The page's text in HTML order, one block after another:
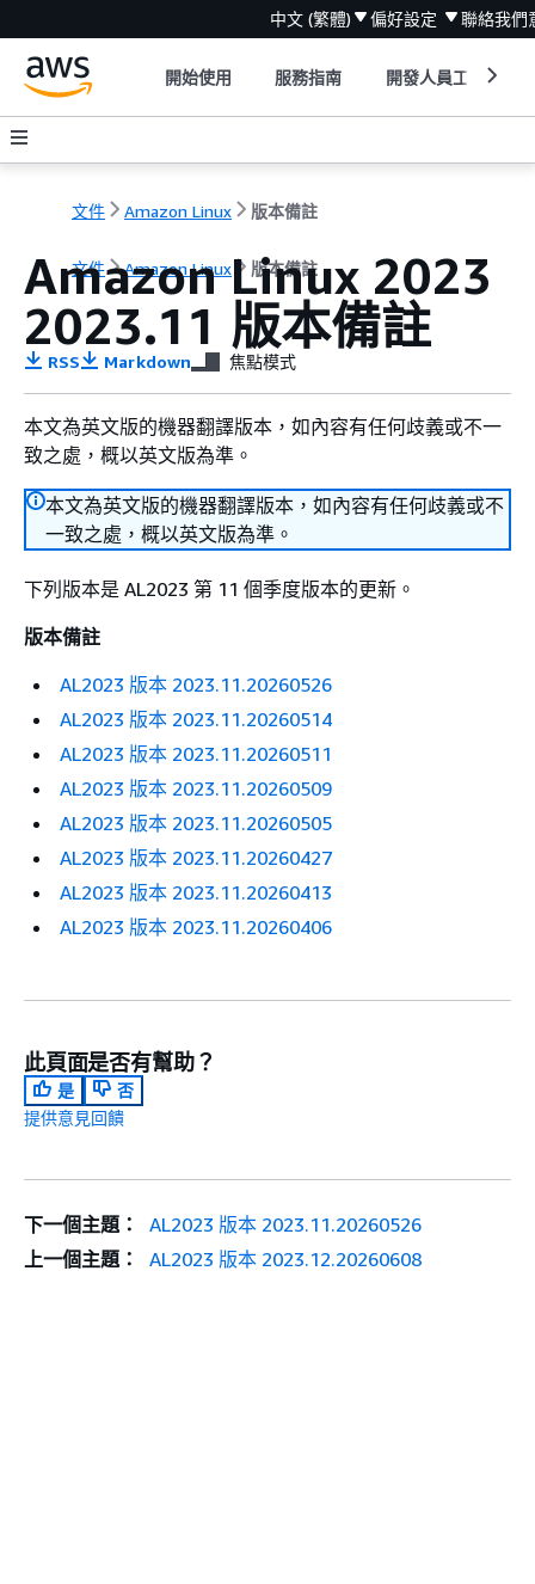
中文 (繁體) 偏好設定 聯絡我們
開始使用 服務指南 開發人員工具
文件 Amazon Linux 版本備註
文件 Amazon Linux 版本備註
Amazon Linux 2023
2023.11 版本備註
RSS Markdown 焦點模式
本文為英文版的機器翻譯版本，如內容有任何歧義或不一
致之處，概以英文版為準。
本文為英文版的機器翻譯版本，如內容有任何歧義或不
一致之處，概以英文版為準。
下列版本是 AL2023 第 11 個季度版本的更新。
版本備註
AL2023 版本 2023.11.20260526
AL2023 版本 2023.11.20260514
AL2023 版本 2023.11.20260511
AL2023 版本 2023.11.20260509
AL2023 版本 2023.11.20260505
AL2023 版本 2023.11.20260427
AL2023 版本 2023.11.20260413
AL2023 版本 2023.11.20260406
此頁面是否有幫助？
是
否
提供意見回饋
下一個主題：
AL2023 版本 2023.11.20260526
上一個主題：
AL2023 版本 2023.12.20260608